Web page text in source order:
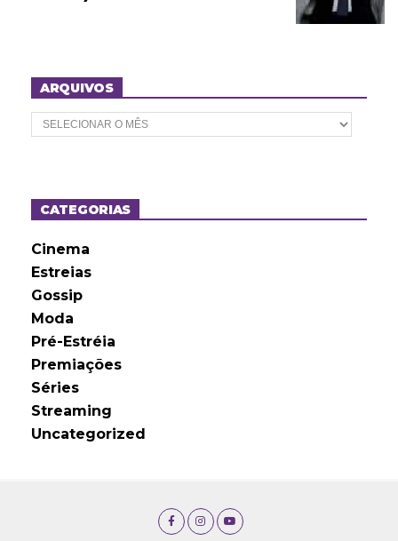
ARQUIVOS
A
r
o
sCATEGORIAS
Cinema
Estreias
Gossip
Moda
Pré-Estréia
Premiações
Séries
Streaming
Uncategorized